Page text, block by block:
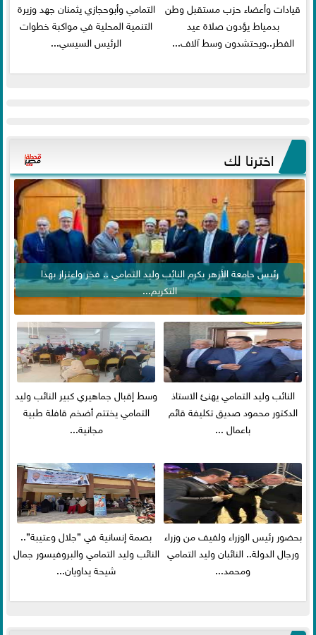
قيادات وأعضاء حزب مستقبل وطن
بدمياط يؤدون صلاة عيد
الفطر..ويحتشدون وسط آلاف...
التمامي وأبوحجازي يثمنان جهد وزيرة
التنمية المحلية في مواكبة خطوات
الرئيس السيسي...
اخترنا لك
رئيس جامعة الأزهر يكرم النائب وليد التمامي .. فخر واعتزاز بهذا
التكريم...
النائب وليد التمامي يهنئ الاستاذ
الدكتور محمود صديق تكليفة قائم
باعمال ...
وسط إقبال جماهيري كبير النائب وليد
التمامي يختتم أضخم قافلة طبية
مجانية...
بحضور رئيس الوزراء ولفيف من وزراء
ورجال الدولة.. النائبان وليد التمامي
ومحمد...
بصمة إنسانية في ”جلال وعتيبة”..
النائب وليد التمامي والبروفيسور جمال
شيحة يداويان...